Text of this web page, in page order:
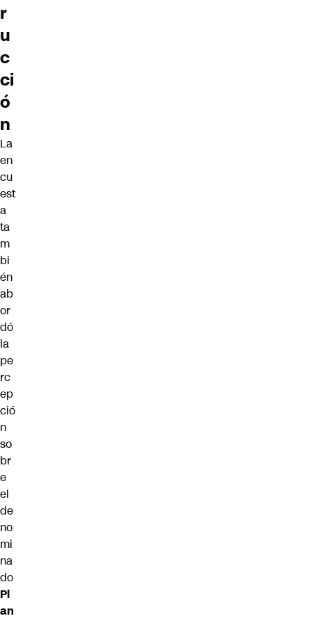
r
u
c
ci
ó
n
La
en
cu
est
a
ta
m
bi
én
ab
or
dó
la
pe
rc
ep
ció
n
so
br
e
el
de
no
mi
na
do
Pl
an